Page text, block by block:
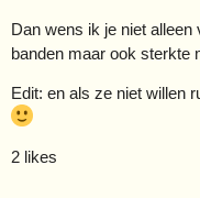
Dan wens ik je niet
banden maar ook sterkte
Edit: en als ze niet willen
2 likes